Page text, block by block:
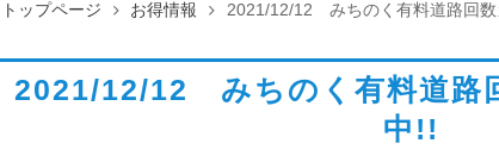
トップページ お得情報 2021/12/12 みちのく有料道路回
2021/12/12 みちのく有料道路
中!!